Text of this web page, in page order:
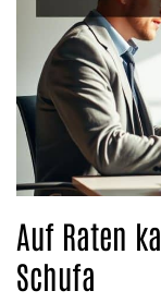
Auf Raten
Schufa